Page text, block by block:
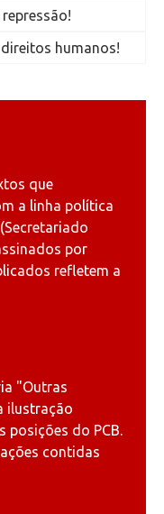
humanos!
que
a linha política
por
refletem a
"Outras
ilustração
posições do PCB.
contidas